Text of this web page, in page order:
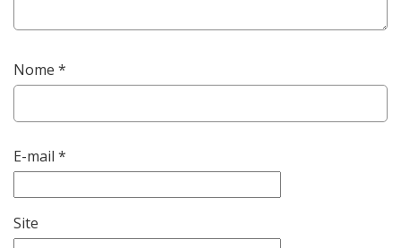
Nome *
E-mail *
Site